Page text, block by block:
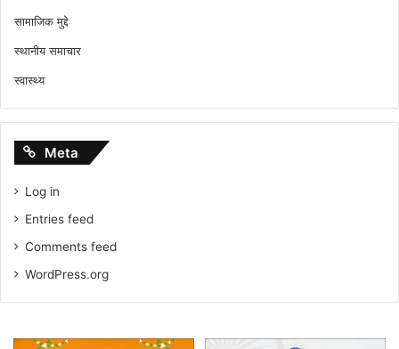
सामाजिक मुद्दे
स्थानीय समाचार
स्वास्थ्य
Meta
Log in
Entries feed
Comments feed
WordPress.org